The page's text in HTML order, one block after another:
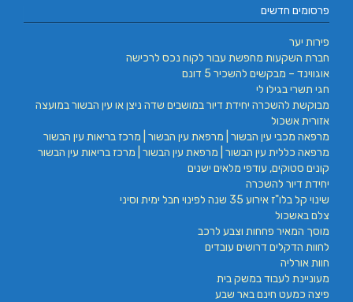
פרסומים חדשים
פירות יער
חברת השקעות מחפשת עבור לקוח נכס לרכישה
אוגווינד – מבקשים להשכיר 5 דונם
חגי תשרי בגילו לי
מבוקשת להשכרה יחידת דיור במושבים שדה ניצן או עין הבשור במועצה
אזורית אשכול
מרפאה מכבי עין הבשור | מרפאת עין הבשור | מרכז בריאות עין הבשור
מרפאה כללית עין הבשור | מרפאת עין הבשור | מרכז בריאות עין הבשור
קונים סטוקים, עודפי מלאים ישנים
יחידת דיור להשכרה
שינוי קל בלו"ז אירוע 35 שנה לפינוי חבל ימית וסיני
צלם באשכול
מוסך המאיר פחחות וצבע לרכב
לחוות הדקלים דרושים עובדים
חוות אורליה
מעוניינת לעבוד במשק בית
פיצה כמעט חינם באר שבע